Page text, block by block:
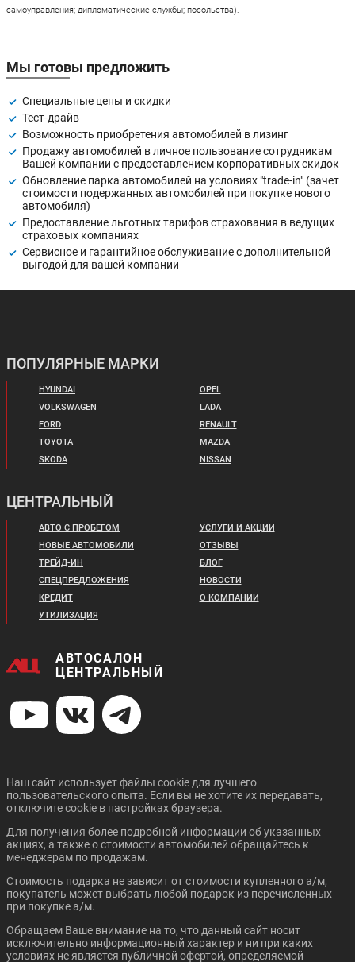
самоуправления; дипломатические службы; посольства).
Мы готовы предложить
Специальные цены и скидки
Тест-драйв
Возможность приобретения автомобилей в лизинг
Продажу автомобилей в личное пользование сотрудникам
Вашей компании с предоставлением корпоративных скидок
Обновление парка автомобилей на условиях "trade-in" (зачет
стоимости подержанных автомобилей при покупке нового
автомобиля)
Предоставление льготных тарифов страхования в ведущих
страховых компаниях
Сервисное и гарантийное обслуживание с дополнительной
выгодой для вашей компании
ПОПУЛЯРНЫЕ МАРКИ
HYUNDAI
VOLKSWAGEN
FORD
TOYOTA
SKODA
OPEL
LADA
RENAULT
MAZDA
NISSAN
ЦЕНТРАЛЬНЫЙ
АВТО С ПРОБЕГОМ
НОВЫЕ АВТОМОБИЛИ
ТРЕЙД-ИН
СПЕЦПРЕДЛОЖЕНИЯ
КРЕДИТ
УТИЛИЗАЦИЯ
УСЛУГИ И АКЦИИ
ОТЗЫВЫ
БЛОГ
НОВОСТИ
О КОМПАНИИ
АВТОСАЛОН
ЦЕНТРАЛЬНЫЙ
Наш сайт использует файлы cookie для лучшего
пользовательского опыта. Если вы не хотите их передавать,
отключите cookie в настройках браузера.
Для получения более подробной информации об указанных
акциях, а также о стоимости автомобилей обращайтесь к
менеджерам по продажам.
Стоимость подарка не зависит от стоимости купленного а/м,
покупатель может выбрать любой подарок из перечисленных
при покупке а/м.
Обращаем Ваше внимание на то, что данный сайт носит
исключительно информационный характер и ни при каких
условиях не является публичной офертой, определяемой